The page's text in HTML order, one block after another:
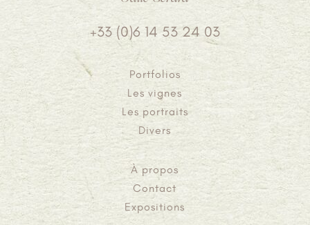
+33 (0)6 14 53 24 03
Portfolios
Les vignes
Les portraits
Divers
À propos
Contact
Expositions